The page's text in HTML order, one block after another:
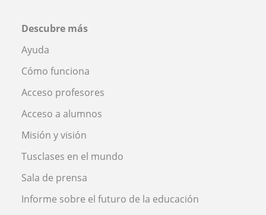
Descubre más
Ayuda
Cómo funciona
Acceso profesores
Acceso a alumnos
Misión y visión
Tusclases en el mundo
Sala de prensa
Informe sobre el futuro de la educación